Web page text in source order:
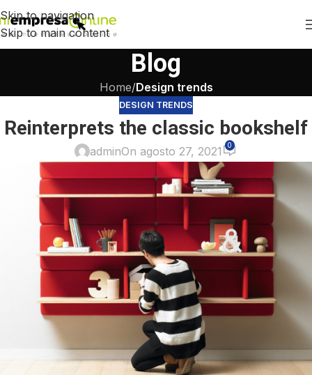
Skip to navigation
Skip to main content
Blog
Home/Design trends
DESIGN TRENDS
Reinterprets the classic bookshelf
adminOn agosto 27, 2021 0